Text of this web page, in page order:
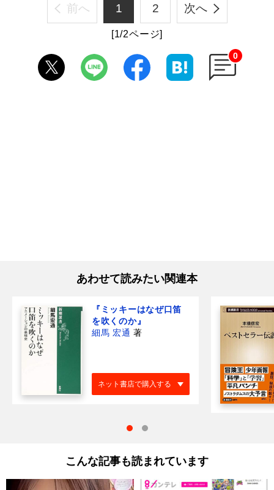
前へ 1 2 次へ
[1/2ページ]
0
あわせて読みたい関連本
『ミッキーはなぜ口笛
を吹くのか』
細馬 宏通 著
ネット書店で購入する
こんな記事も読まれています